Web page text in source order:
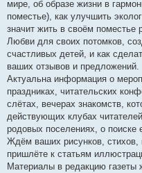
мире, об образе жизни в
поместье), как улучшить
значит жить в своём поместье
Любви для своих потомков,
счастливых детей, и как
ваших отзывов и предложений.
Актуальна информация о
праздниках, читательских
слётах, вечерах знакомств,
действующих клубах
родовых поселениях, о поиске
Ждём ваших рисунков,
пришлёте к статьям
Материалы в редакцию газеты